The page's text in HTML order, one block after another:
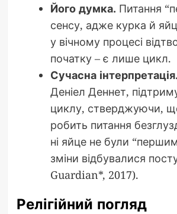
Його думка. Питання
сенсу, адже курка й
у вічному процесі
початку – є лише цикл.
Сучасна інтерпретація.
Деніел Деннет,
циклу, стверджуючи,
робить питання
ні яйце не були
зміни відбувалися
Guardian*, 2017).
Релігійний погляд